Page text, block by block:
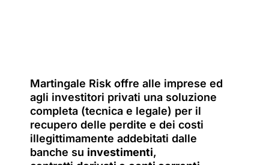
Martingale Risk offre alle imprese ed
agli investitori privati una soluzione
completa (tecnica e legale) per il
recupero delle perdite e dei costi
illegittimamente addebitati dalle
banche su investimenti,